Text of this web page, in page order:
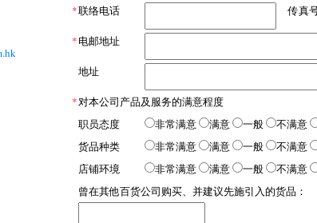
*联络电话 传真
*电邮地址
地址
*对本公司产品及服务的满意程度
职员态度
非常满意 满意 一般 不满意
货品种类
非常满意 满意 一般 不满意
店铺环境
非常满意 满意 一般 不满意
曾在其他百货公司购买、并建议先施引入的货品：